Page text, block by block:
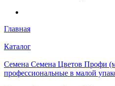
Главная
Каталог
Семена Семена Цветов Профи
профессиональные в малой